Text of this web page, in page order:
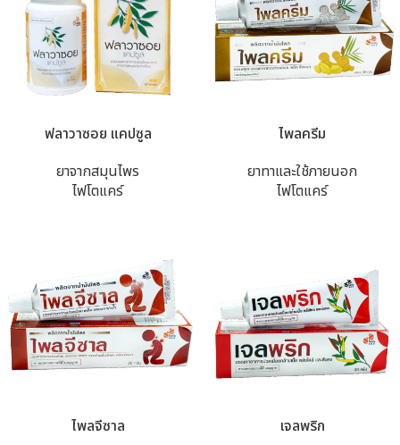
ฟลาวาซอย แคปซูล
ยาจากสมุนไพร
ไฟโตแคร์
ไพลครีม
ยาทาและใช้ภายนอก
ไฟโตแคร์
ไพลจีซาล
เจลพริก